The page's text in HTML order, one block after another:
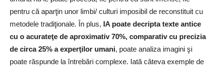
pentru că aparţin unor limbi/ culturi imposibil de reconstituit cu
metodele tradiţionale. În plus, IA poate decripta texte antice
cu o acurateţe de aproximativ 70%, comparativ cu precizia
de circa 25% a experţilor umani, poate analiza imagini şi
poate răspunde la întrebări complexe. Iată câteva exemple de